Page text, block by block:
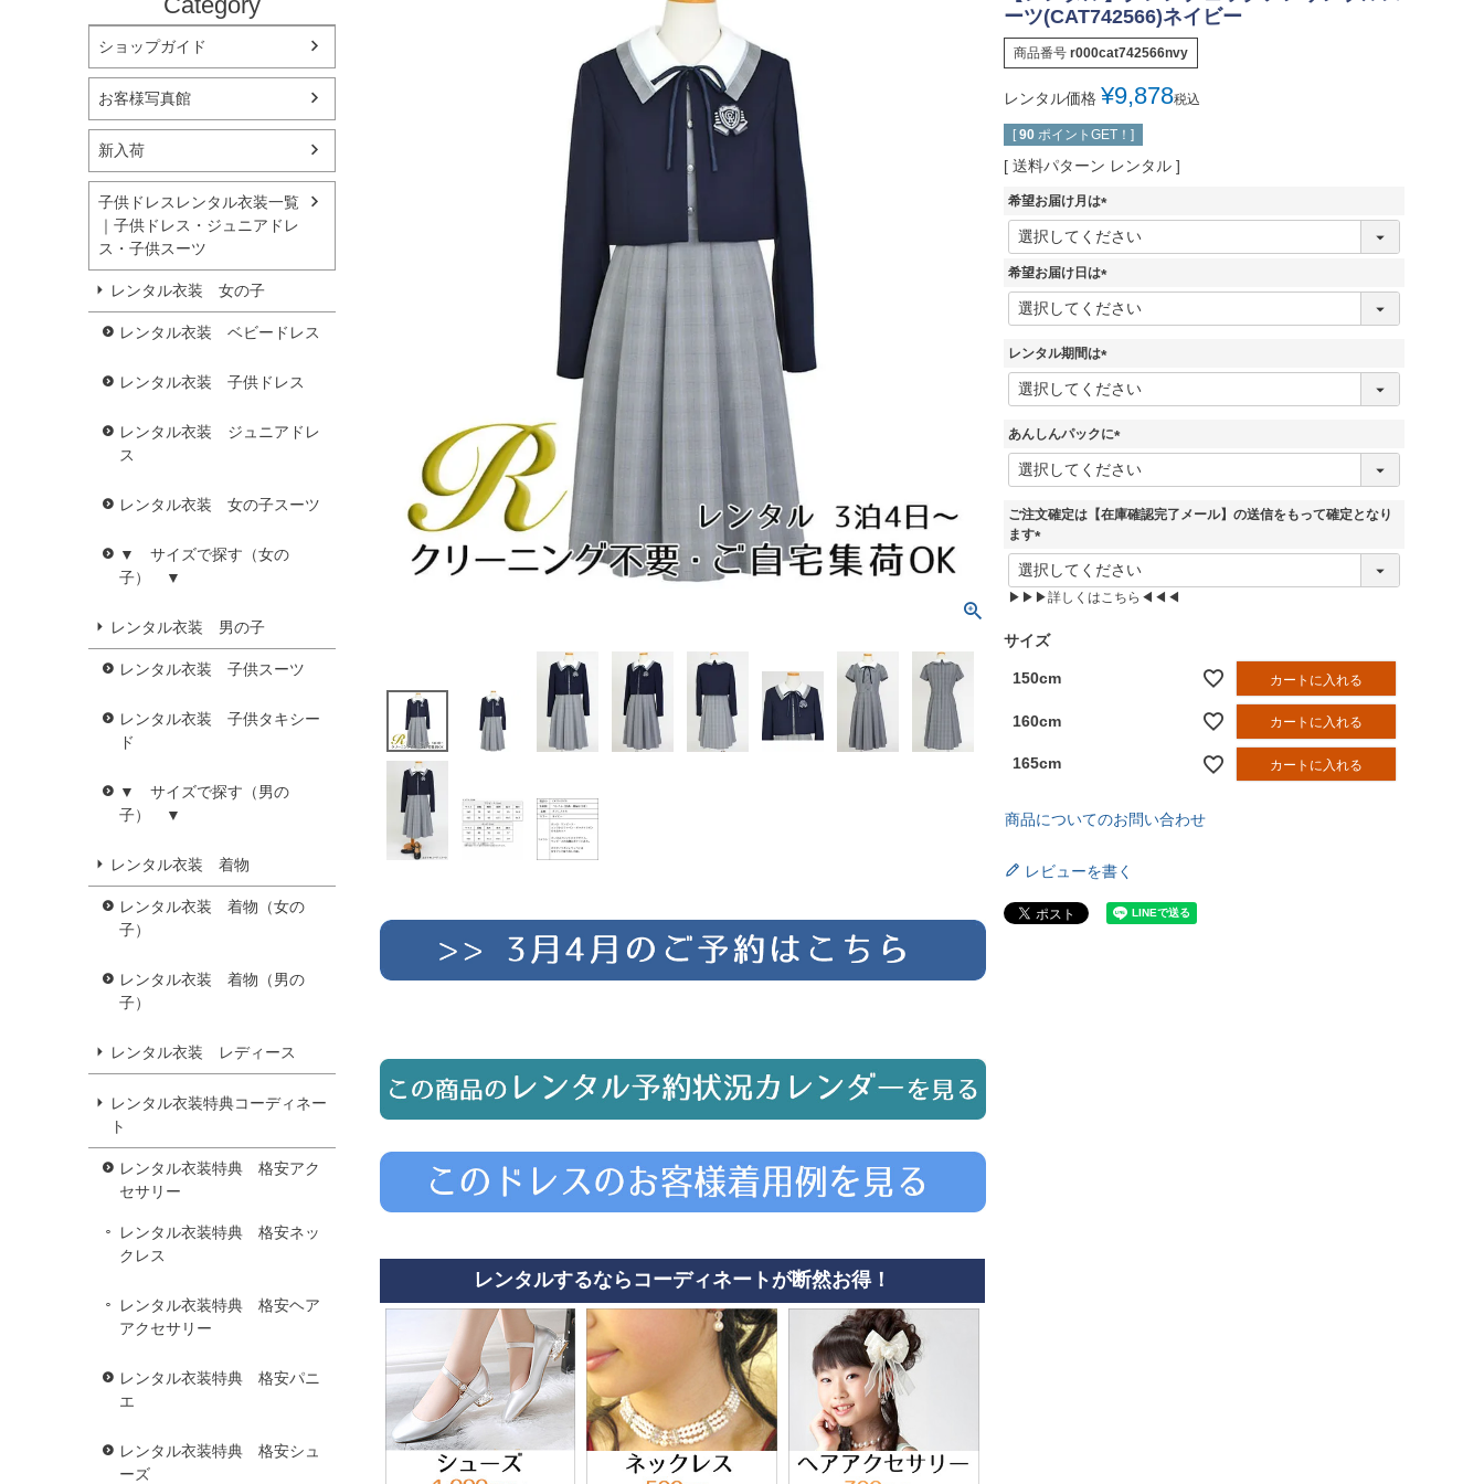
Atelier
実店舗 つくば店
Tsukuba Boutique
〒 茨城県土浦市大町14-16-1F
10:00–18:00（完全予約制）
月曜日
店舗を予約する →
写真スタジオ APS
Angel's Photo Studio
スタジオを予約 →
ショップガイド
お客様写真館
新入荷
子供ドレスレンタル衣装一覧
｜子供ドレス・ジュニアドレ
ス・子供スーツ
レンタル衣装 女の子
レンタル衣装 ベビードレス
レンタル衣装 子供ドレス
レンタル衣装 ジュニアドレ
ス
レンタル衣装 女の子スーツ
▼ サイズで探す（女の
子） ▼
レンタル衣装 男の子
レンタル衣装 子供スーツ
レンタル衣装 子供タキシー
ド
▼ サイズで探す（男の
子） ▼
レンタル衣装 着物
レンタル衣装 着物（女の
子）
レンタル衣装 着物（男の
子）
レンタル衣装 レディース
レンタル衣装特典コーディネー
ト
レンタル衣装特典 格安アク
セサリー
レンタル衣装特典 格安ネッ
クレス
レンタル衣装特典 格安ヘア
アクセサリー
レンタル衣装特典 格安パニ
エ
レンタル衣装特典 格安シュ
ーズ
レンタルするならコーディネートが断然お得！
ーツ(CAT742566)ネイビー
商品番号 r000cat742566nvy
レンタル価格 ¥9,878税込
[ 90 ポイントGET！]
送料パターン レンタル
希望お届け月は
(
必
希望お届け日は
(
必
)
レンタル期間は
(
必
)
あんしんパックに
(
必
)
ご注文確定は【在庫確認完了メール】の送信をもって確定となり
ます
(
必
須
▶▶▶詳しくはこちら◀◀◀
サイズ
150cm カートに入れる
160cm カートに入れる
165cm カートに入れる
商品についてのお問い合わせ
レビューを書く